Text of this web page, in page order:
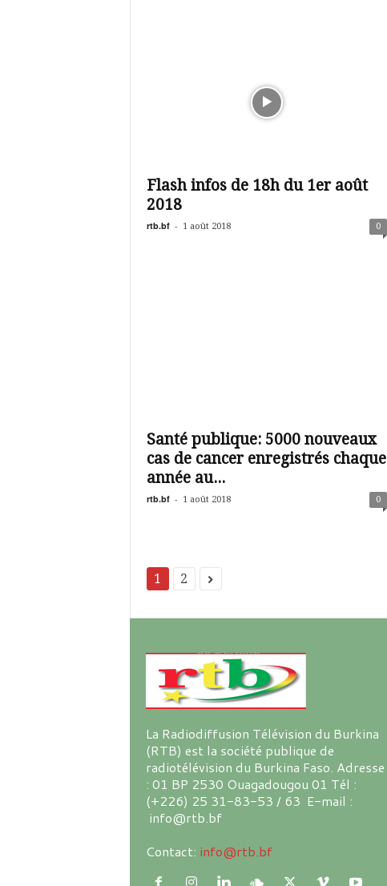
Flash infos de 18h du 1er août
2018
rtb.bf - 1 août 2018 0
Santé publique: 5000 nouveaux
cas de cancer enregistrés chaque
année au...
rtb.bf - 1 août 2018 0
1 2
La Radiodiffusion Télévision du Burkina
(RTB) est la société publique de
radiotélévision du Burkina Faso. Adresse
: 01 BP 2530 Ouagadougou 01 Tél :
(+226) 25 31-83-53 / 63 E-mail :
info@rtb.bf
Contact: info@rtb.bf